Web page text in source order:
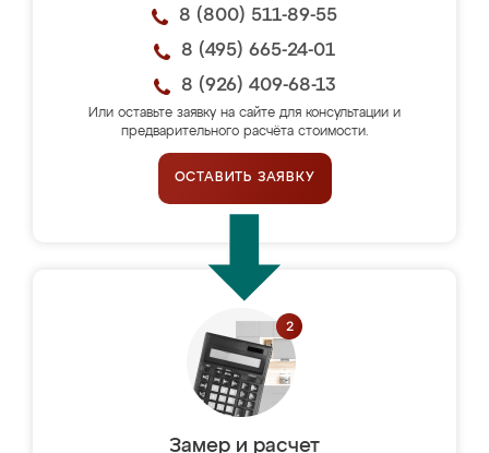
8 (800) 511-89-55
8 (495) 665-24-01
8 (926) 409-68-13
Или оставьте заявку на сайте для консультации и
предварительного расчёта стоимости.
ОСТАВИТЬ ЗАЯВКУ
Замер и расчет